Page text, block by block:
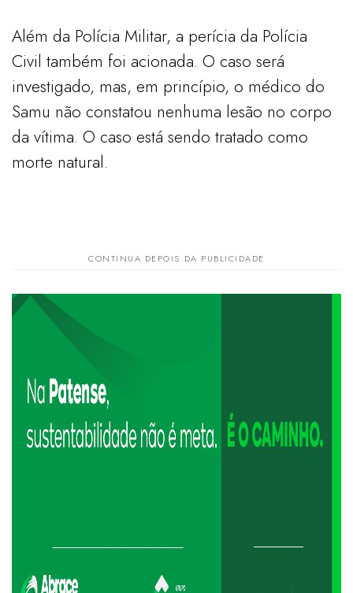
Além da Polícia Militar, a perícia da Polícia
Civil também foi acionada. O caso será
investigado, mas, em princípio, o médico do
Samu não constatou nenhuma lesão no corpo
da vítima. O caso está sendo tratado como
morte natural.